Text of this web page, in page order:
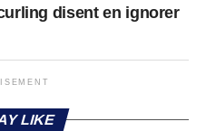
disent en ignorer
LIKE